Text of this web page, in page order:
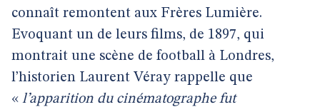
connaît remontent aux Frères Lumière.
Evoquant un de leurs films, de 1897, qui
montrait une scène de football à Londres,
l’historien Laurent Véray rappelle que
« l’apparition du cinématographe fut